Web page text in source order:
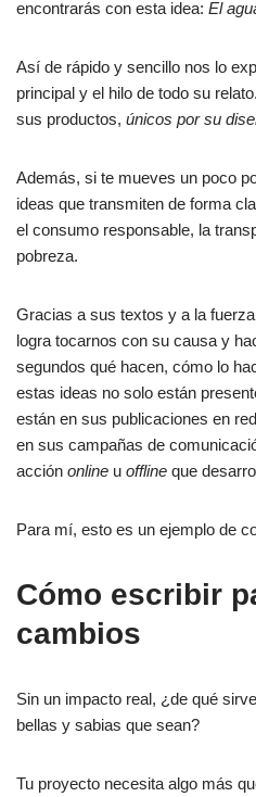
encontrarás con esta idea: El
Así de rápido y sencillo nos lo
principal y el hilo de todo su
sus productos, únicos por su
Además, si te mueves un poco
ideas que transmiten de forma
el consumo responsable, la
pobreza.
Gracias a sus textos y a la
logra tocarnos con su causa y
segundos qué hacen, cómo lo
estas ideas no solo están
están en sus publicaciones en
en sus campañas de
acción online u offline que
Para mí, esto es un ejemplo de
Cómo escribir
cambios
Sin un impacto real, ¿de qué
bellas y sabias que sean?
Tu proyecto necesita algo más